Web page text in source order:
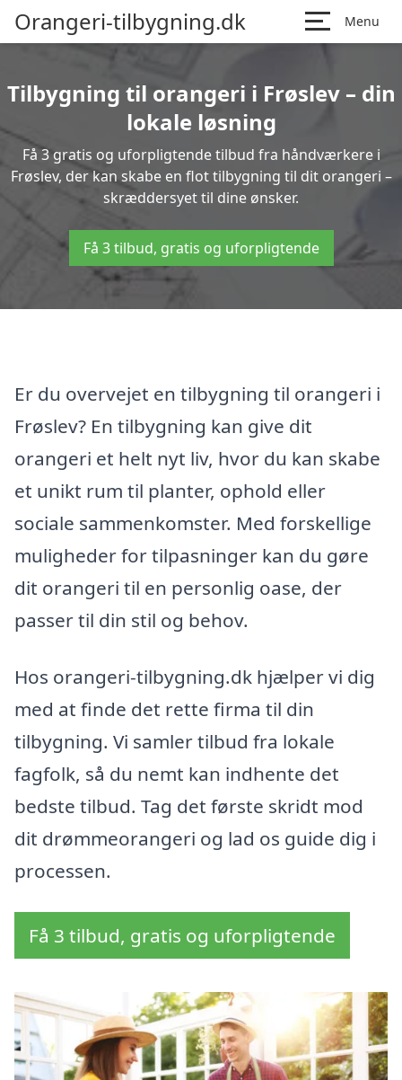
Orangeri-tilbygning.dk Menu
Tilbygning til orangeri i Frøslev – din
lokale løsning
Få 3 gratis og uforpligtende tilbud fra håndværkere i
Frøslev, der kan skabe en flot tilbygning til dit orangeri –
skræddersyet til dine ønsker.
Få 3 tilbud, gratis og uforpligtende
Er du overvejet en tilbygning til orangeri i
Frøslev? En tilbygning kan give dit
orangeri et helt nyt liv, hvor du kan skabe
et unikt rum til planter, ophold eller
sociale sammenkomster. Med forskellige
muligheder for tilpasninger kan du gøre
dit orangeri til en personlig oase, der
passer til din stil og behov.
Hos orangeri-tilbygning.dk hjælper vi dig
med at finde det rette firma til din
tilbygning. Vi samler tilbud fra lokale
fagfolk, så du nemt kan indhente det
bedste tilbud. Tag det første skridt mod
dit drømmeorangeri og lad os guide dig i
processen.
Få 3 tilbud, gratis og uforpligtende